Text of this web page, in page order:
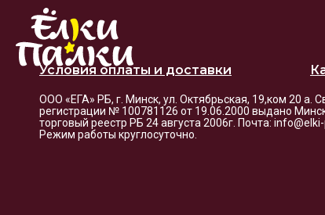
Условия оплаты и доставки
ООО «ЕГА» РБ, г. Минск, ул. Октябрьская, 19,ком 20 а.
регистрации № 100781126 от 19.06.2000 выдано
торговый реестр РБ 24 августа 2006г. Почта:
Режим работы круглосуточно.